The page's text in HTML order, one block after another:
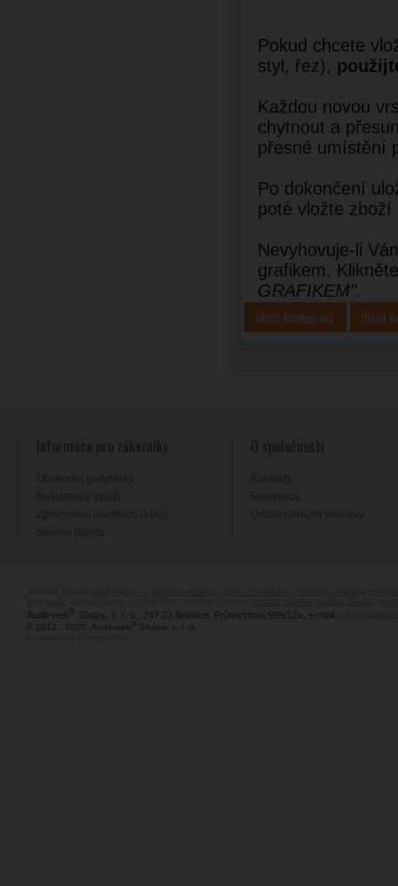
Pokud chcete
styl, řez),
Každou novou
chytnout a
přesné umístění
Po dokončení
poté vložte zboží
Nevyhovuje-li
grafikem.
GRAFIKEM".
Uložit konfiguraci Uložit
Audit-web Shops, s. r. o., 747 23 Bolatice, Průmyslová 989/12a, e-mail:
© 2012 - 2025, Audit-web
Shops, s. r. o.